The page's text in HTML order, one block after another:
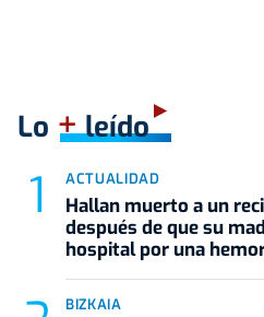
Lo +leído
ACTUALIDAD
Hallan muerto a un
después de que su
hospital por una
BIZKAIA